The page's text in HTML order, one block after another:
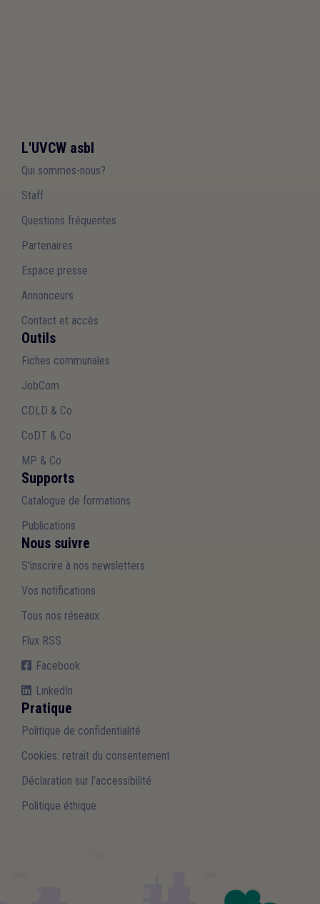
L'UVCW asbl
Qui sommes-nous?
Staff
Questions fréquentes
Partenaires
Espace presse
Annonceurs
Contact et accès
Outils
Fiches communales
JobCom
CDLD & Co
CoDT & Co
MP & Co
Supports
Catalogue de formations
Publications
Nous suivre
S'inscrire à nos newsletters
Vos notifications
Tous nos réseaux
Flux RSS
Facebook
LinkedIn
Pratique
Politique de confidentialité
Cookies: retrait du consentement
Déclaration sur l'accessibilité
Politique éthique